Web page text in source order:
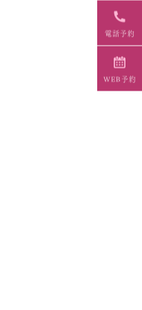
電話予約
WEB予約